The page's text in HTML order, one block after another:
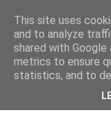
This site uses
and to analyze
shared with
metrics to ensure
statistics, and to